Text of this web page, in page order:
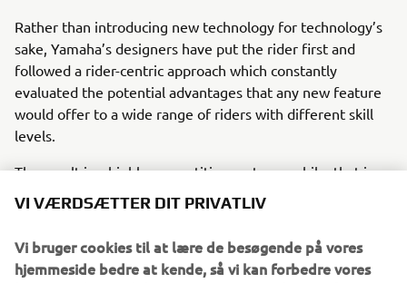
Rather than introducing new technology for technology’s
sake, Yamaha’s designers have put the rider first and
followed a rider-centric approach which constantly
evaluated the potential advantages that any new feature
would offer to a wide range of riders with different skill
levels.
The result is a highly competitive motocross bike that is
fast as well as fun to ride on every type of track – whether
with a lighter and more powerful new engine as well as a
newly developed lightweight chassis and all-new
VI VÆRDSÆTTER DIT PRIVATLIV
Vi bruger cookies til at lære de besøgende på vores
hjemmeside bedre at kende, så vi kan forbedre vores